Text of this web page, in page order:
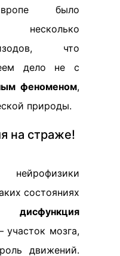
было
несколько
что
дело не с
феноменом,
природы.
на страже!
состояниях
дисфункция
мозга,
движений.